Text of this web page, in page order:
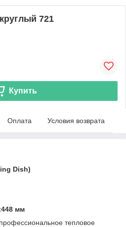
721
Купить
Оплата Условия возврата
Dish)
мм
тепловое